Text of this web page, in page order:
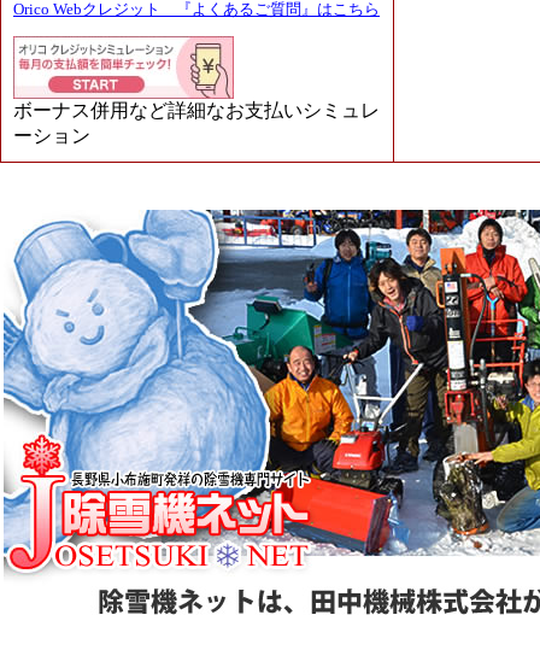
Orico Webクレジット 『よくあるご質問』はこちら
ボーナス併用など詳細なお支払いシミュレ
ーション